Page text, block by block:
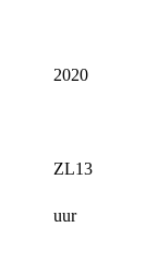
2020
ZL13
uur